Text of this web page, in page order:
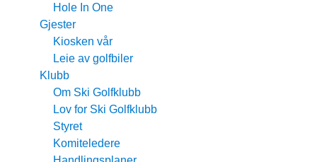
Hole In One
Gjester
Kiosken vår
Leie av golfbiler
Klubb
Om Ski Golfklubb
Lov for Ski Golfklubb
Styret
Komiteledere